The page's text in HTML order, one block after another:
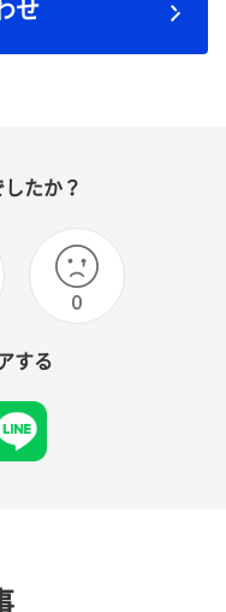
せ
たか？
0
する